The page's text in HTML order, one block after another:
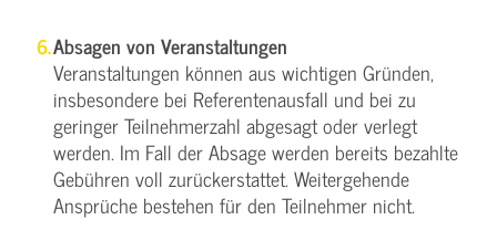
Absagen von Veranstaltungen
Veranstaltungen können aus wichtigen Gründen,
insbesondere bei Referentenausfall und bei zu
geringer Teilnehmerzahl abgesagt oder verlegt
werden. Im Fall der Absage werden bereits bezahlte
Gebühren voll zurückerstattet. Weitergehende
Ansprüche bestehen für den Teilnehmer nicht.